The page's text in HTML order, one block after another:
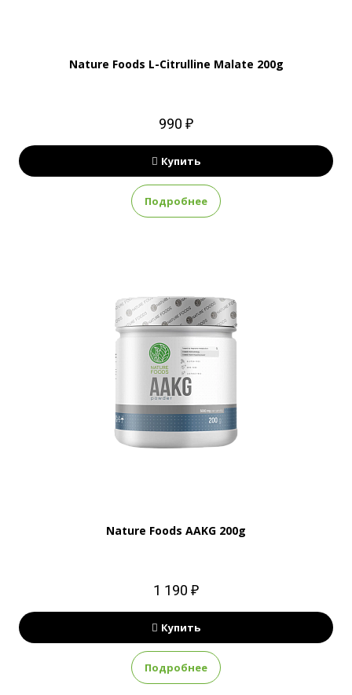
Nature Foods L-Citrulline Malate 200g
990 ₽
Купить
Подробнее
Nature Foods AAKG 200g
1 190 ₽
Купить
Подробнее